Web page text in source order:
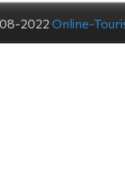
2022 Online-